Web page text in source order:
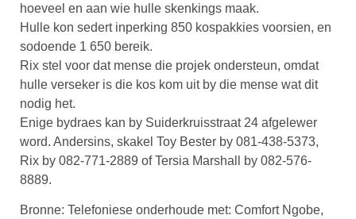
hoeveel en aan wie hulle skenkings maak.
Hulle kon sedert inperking 850 kospakkies voorsien, en
sodoende 1 650 bereik.
Rix stel voor dat mense die projek ondersteun, omdat
hulle verseker is die kos kom uit by die mense wat dit
nodig het.
Enige bydraes kan by Suiderkruisstraat 24 afgelewer
word. Andersins, skakel Toy Bester by 081-438-5373,
Rix by 082-771-2889 of Tersia Marshall by 082-576-
8889.
Bronne: Telefoniese onderhoude met: Comfort Ngobe,